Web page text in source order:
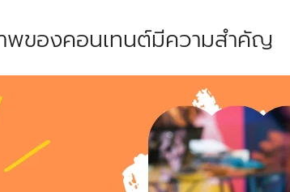
พของคอนเทนต์มีความสำคัญ